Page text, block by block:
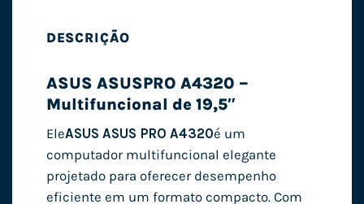
DESCRIÇÃO
ASUS ASUSPRO A4320 –
Multifuncional de 19,5″
EleASUS ASUS PRO A4320é um
computador multifuncional elegante
projetado para oferecer desempenho
eficiente em um formato compacto. Com